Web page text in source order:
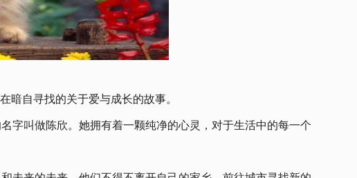
暗自寻找的关于爱与成长的故事。
字叫做陈欣。她拥有着一颗纯净的心灵，对于生活中的每一个